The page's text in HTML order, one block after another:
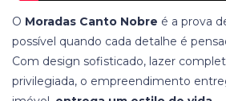
O Moradas Canto Nobre é a prova
possível quando cada detalhe é
Com design sofisticado, lazer
privilegiada, o empreendimento